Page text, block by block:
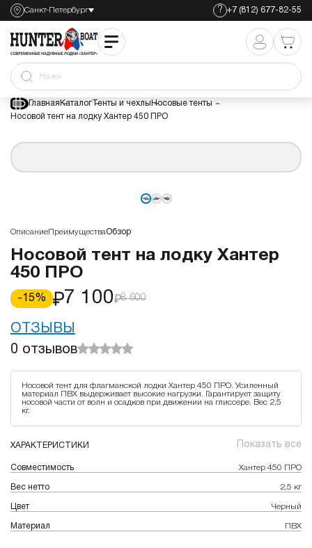
Санкт-Петербург ? +7 (812) 677-82-55
Ножная по
Носовой тент на лодку Хантер 450 ПРО
8 600
Главная КаталогТенты и чехлы Носовые тенты
Носовой тент на лодку Хантер 450 ПРО
ОписаниеПреимуществаОбзор
Носовой тент на лодку Хантер
450 ПРО
-15% 7 100 8 600
ОТЗЫВЫ
0 отзывов
Носовой тент для флагманской лодки Хантер 450 ПРО. Усиленный
материал ПВХ выдерживает высокие нагрузки. Гарантирует защиту
носовой части от волн и осадков при движении на глиссере. Вес 2,5
кг.
ХАРАКТЕРИСТИКИ Показать все
Совместимость Хантер 450 ПРО
Вес нетто 2,5 кг
Цвет Черный
Материал ПВХ